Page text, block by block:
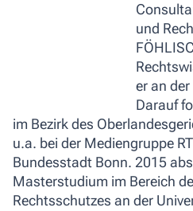
und
er an
Darauf
im Bezirk des
u.a. bei der Mediengruppe
Bundesstadt Bonn. 2015
Masterstudium im Bereich
Rechtsschutzes an der